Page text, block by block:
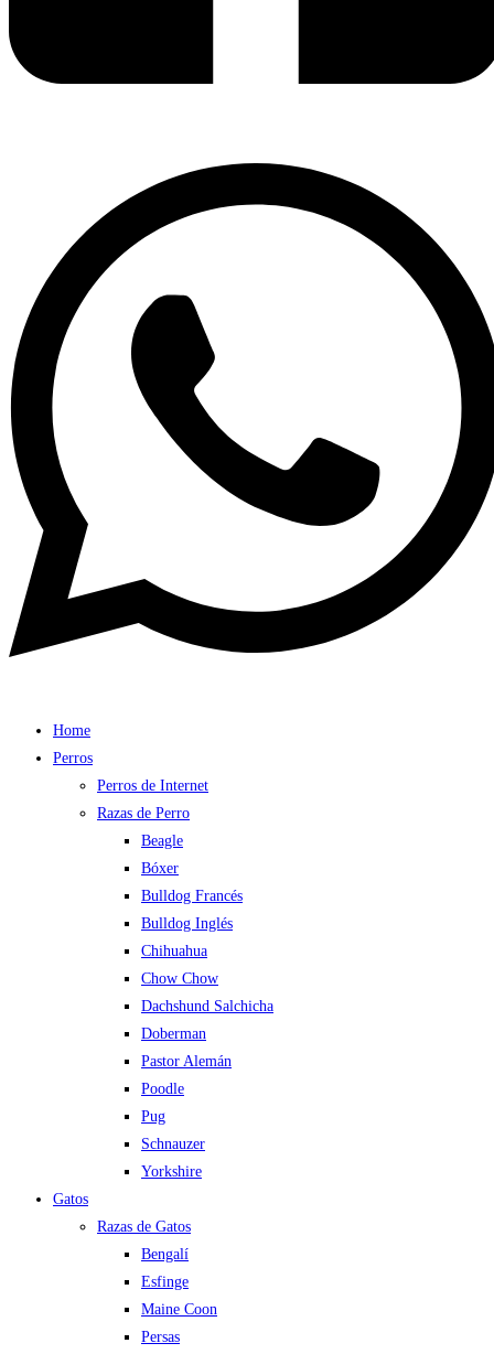
Home
Perros
Perros de Internet
Razas de Perro
Beagle
Bóxer
Bulldog Francés
Bulldog Inglés
Chihuahua
Chow Chow
Dachshund Salchicha
Doberman
Pastor Alemán
Poodle
Pug
Schnauzer
Yorkshire
Gatos
Razas de Gatos
Bengalí
Esfinge
Maine Coon
Persas